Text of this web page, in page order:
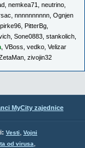
nemkea71 neutrino
nnnnnnnnnn Ognjen
pirke96 PitterBg
Sone0883 stankolich
VBoss vedko Velizar
zivojin32
MyCity zajednice
Vesti, Vojni
od virusa,